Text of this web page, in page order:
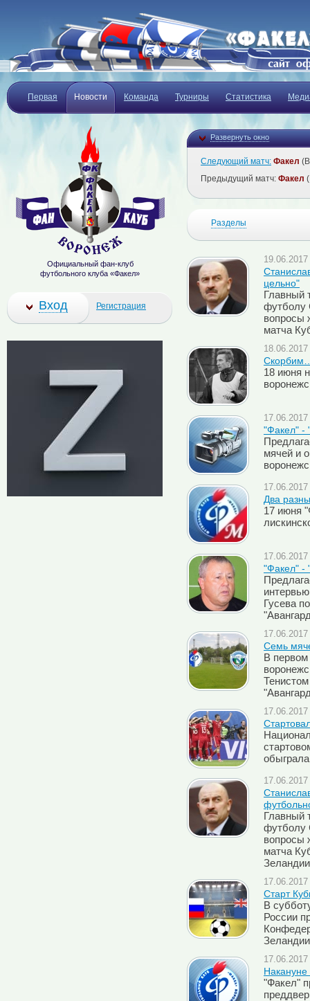
Первая Новости Команда Турниры Статистика
Развернуть окно
Следующий матч: Факел
Предыдущий матч: Факел
Разделы
цельно"
Главный
футболу
вопросы
матча
18 июня
"Факел" -
мячей и
Два
17 июня
"Факел" -
Гусева
Семь
В
Главный
футболу
вопросы
матча
Зеландии
Старт
В
России
Зеландии
Накануне
"Факел"
Официальный фан-клуб
футбольного клуба «Факел»
Вход Регистрация